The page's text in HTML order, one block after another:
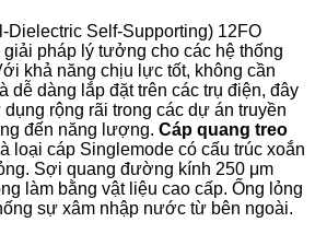
Dielectric Self-Supporting) 12FO
pháp lý tưởng cho các hệ thống
khả năng chịu lực tốt, không cần
dễ dàng lắp đặt trên các trụ điện, đây
rộng rãi trong các dự án truyền
đến năng lượng. Cáp quang treo
là loại cáp Singlemode có cấu trúc xoắn
Sợi quang đường kính 250 μm
làm bằng vật liệu cao cấp. Ống lỏng
sự xâm nhập nước từ bên ngoài.